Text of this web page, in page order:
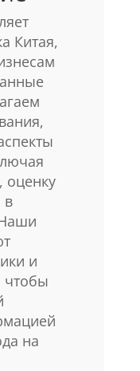
Китая,
оценку
в
и
чтобы
на